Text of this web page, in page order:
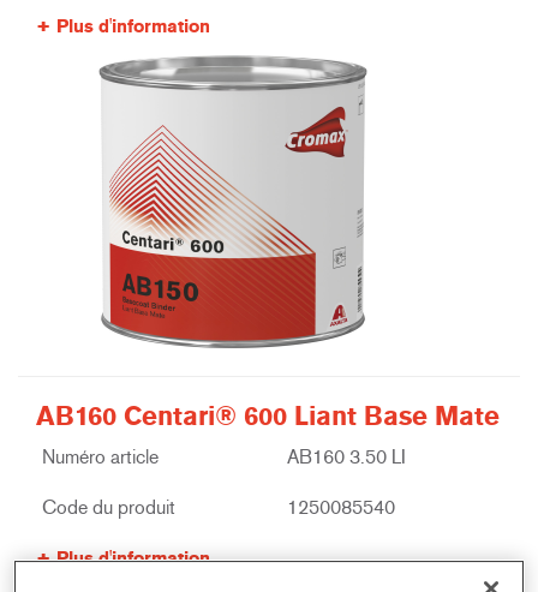
Plus d'information
AB160 Centari® 600 Liant Base Mate
Numéro article AB160 3.50 LI
Code du produit 1250085540
Plus d'information